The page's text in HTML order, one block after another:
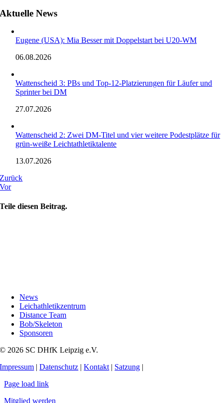
Aktuelle News
Eugene (USA): Mia Besser mit Doppelstart bei U20-WM
06.08.2026
Wattenscheid 3: PBs und Top-12-Platzierungen für Läufer und
Sprinter bei DM
27.07.2026
Wattenscheid 2: Zwei DM-Titel und vier weitere Podestplätze für
grün-weiße Leichtathletiktalente
13.07.2026
Zurück
Vor
Teile diesen Beitrag.
News
Leichathletikzentrum
Distance Team
Bob/Skeleton
Sponsoren
© 2026 SC DHfK Leipzig e.V.
Impressum |Datenschutz |Kontakt | Satzung |
Page load link
Mitglied werden